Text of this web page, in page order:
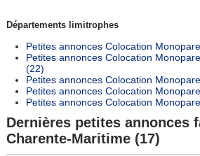
Départements limitrophes
Petites annonces Colocation
Petites annonces Colocation
(22)
Petites annonces Colocation
Petites annonces Colocation
Petites annonces Colocation
Dernières petites annonces
Charente-Maritime (17)